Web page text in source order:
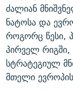
ძალიან
ნატოსა და
როგორც წესი,
პირველ რიგში,
სტრატეგიულ
მთელი